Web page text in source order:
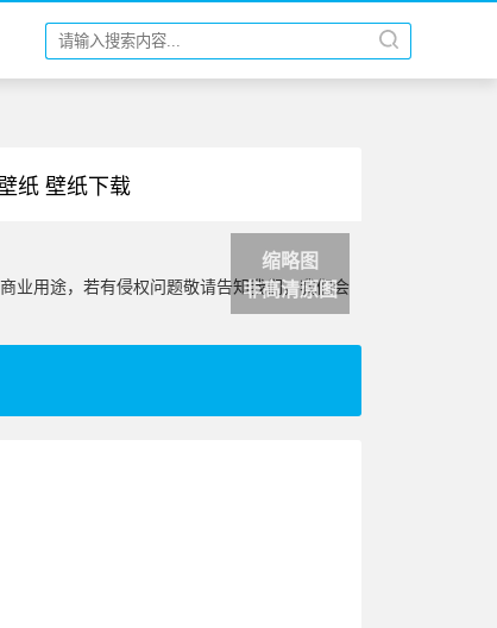
纸 壁纸下载
缩略图
非高清原图
业用途，若有侵权问题敬请告知我们，我们会